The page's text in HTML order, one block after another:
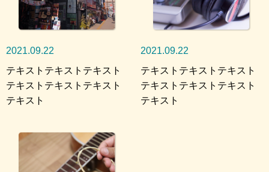
2021.09.22
テキストテキストテキスト
テキストテキストテキスト
テキスト
2021.09.22
テキストテキストテキスト
テキストテキストテキスト
テキスト